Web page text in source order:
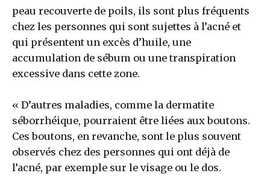
peau recouverte de poils, ils sont plus fréquents
chez les personnes qui sont sujettes à l’acné et
qui présentent un excès d’huile, une
accumulation de sébum ou une transpiration
excessive dans cette zone.
« D’autres maladies, comme la dermatite
séborrhéique, pourraient être liées aux boutons.
Ces boutons, en revanche, sont le plus souvent
observés chez des personnes qui ont déjà de
l’acné, par exemple sur le visage ou le dos.